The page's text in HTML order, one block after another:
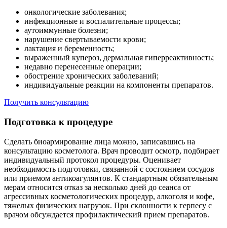
онкологические заболевания;
инфекционные и воспалительные процессы;
аутоиммунные болезни;
нарушение свертываемости крови;
лактация и беременность;
выраженный купероз, дермальная гиперреактивность;
недавно перенесенные операции;
обострение хронических заболеваний;
индивидуальные реакции на компоненты препаратов.
Получить консультацию
Подготовка к процедуре
Сделать биоармирование лица можно, записавшись на
консультацию косметолога. Врач проводит осмотр, подбирает
индивидуальный протокол процедуры. Оценивает
необходимость подготовки, связанной с состоянием сосудов
или приемом антикоагулянтов. К стандартным обязательным
мерам относится отказ за несколько дней до сеанса от
агрессивных косметологических процедур, алкоголя и кофе,
тяжелых физических нагрузок. При склонности к герпесу с
врачом обсуждается профилактический прием препаратов.